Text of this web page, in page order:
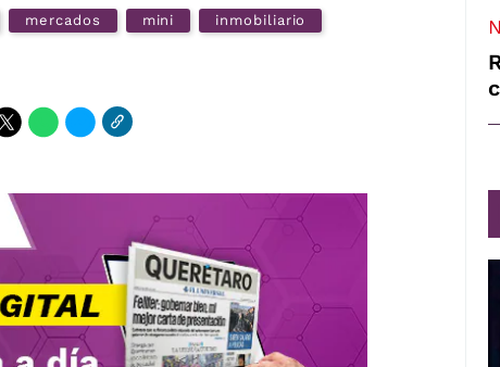
mercados mini inmobiliario